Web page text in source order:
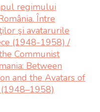
regimului
Între
şi avatarurile
(1948-1958) /
Communist
Between
and the Avatars of